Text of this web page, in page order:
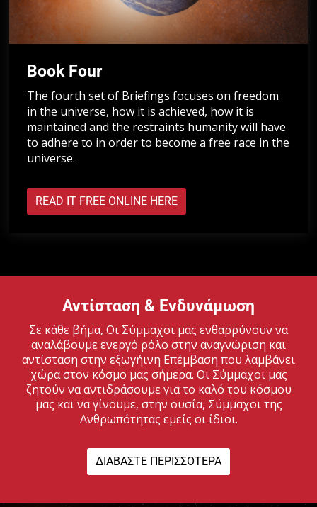
Book Four
The fourth set of Briefings focuses on freedom
in the universe, how it is achieved, how it is
maintained and the restraints humanity will have
to adhere to in order to become a free race in the
universe.
READ IT FREE ONLINE HERE
Αντίσταση & Ενδυνάμωση
Σε κάθε βήμα, Οι Σύμμαχοι μας ενθαρρύνουν να
αναλάβουμε ενεργό ρόλο στην αναγνώριση και
αντίσταση στην εξωγήινη Επέμβαση που λαμβάνει
χώρα στον κόσμο μας σήμερα. Οι Σύμμαχοι μας
ζητούν να αντιδράσουμε για το καλό του κόσμου
μας και να γίνουμε, στην ουσία, Σύμμαχοι της
Ανθρωπότητας εμείς οι ίδιοι.
ΔΙΑΒΆΣΤΕ ΠΕΡΙΣΣΌΤΕΡΑ